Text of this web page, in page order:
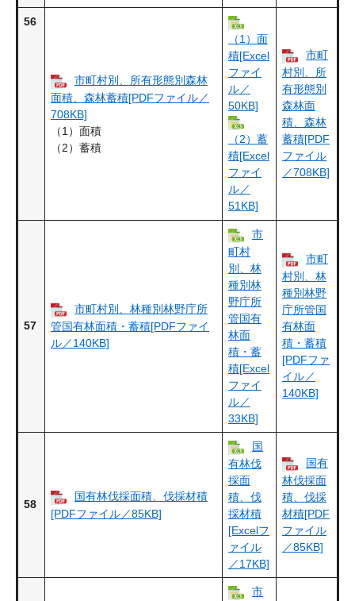
56
市町村別、所有形態別森林
面積、森林蓄積[PDFファイル／
708KB]
（1）面積
（2）蓄積
（1）面
積[Excel
ファイ
ル／
50KB]
（2）蓄
積[Excel
ファイ
ル／
51KB]
市町
村別、所
有形態別
森林面
積、森林
蓄積[PDF
ファイル
／708KB]
57
市町村別、林種別林野庁所
管国有林面積・蓄積[PDFファイ
ル／140KB]
市
町村
別、林
種別林
野庁所
管国有
林面
積・蓄
積[Excel
ファイ
ル／
33KB]
市町
村別、林
種別林野
庁所管国
有林面
積・蓄積
[PDFファ
イル／
140KB]
58
国有林伐採面積、伐採材積
[PDFファイル／85KB]
国
有林伐
採面
積、伐
採材積
[Excelフ
ァイル
／17KB]
国有
林伐採面
積、伐採
材積[PDF
ファイル
／85KB]
市